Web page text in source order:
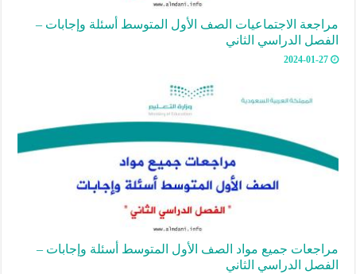
مراجعة الاجتماعيات الصف الأول المتوسط أسئلة وإجابات –
الفصل الدراسي الثاني
2024-01-27
مراجعات جميع مواد الصف الأول المتوسط أسئلة وإجابات –
الفصل الدراسي الثاني